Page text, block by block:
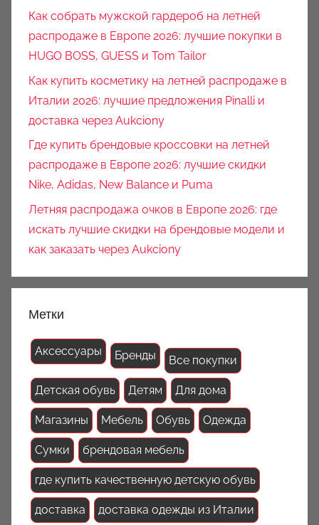
Как собрать мужской гардероб на летней
распродаже в Европе 2026: лучшие покупки в
HUGO BOSS, GUESS и Tom Tailor
Как купить косметику на летней распродаже в
Италии 2026: лучшие предложения Pinalli и
доставка через Aukciony
Где купить брендовые кроссовки на летней
распродаже в Европе 2026: лучшие скидки
Nike, Adidas, New Balance и Puma
Летняя распродажа очков в Европе 2026: где
искать лучшие скидки на брендовые модели и
как заказать через Aukciony
Метки
Аксессуары Бренды Все покупки
Детская обувь Детям Для дома
Магазины Мебель Обувь Одежда
Сумки брендовая мебель
где купить качественную детскую обувь
доставка доставка одежды из Италии